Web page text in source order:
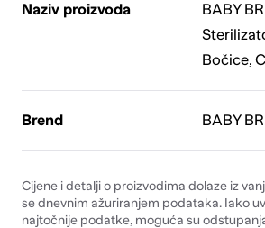
Naziv proizvoda
BABY
Bočice,
Brend BABY
Cijene i detalji o proizvodima dolaze iz
se dnevnim ažuriranjem podataka. Iako
najtočnije podatke, moguća su